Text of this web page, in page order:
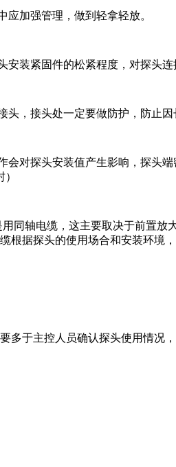
加强管理，做到轻拿轻放。
装紧固件的松紧程度，对探头连
，接头处一定要做防护，防止因
对探头安装值产生影响，探头
同轴电缆，这主要取决于前置
据探头的使用场合和安装环境
于主控人员确认探头使用情况